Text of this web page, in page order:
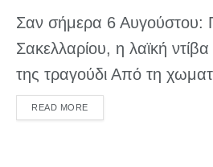
Σαν σήμερα 6 Αυγούστου:
Σακελλαρίου, η λαϊκή
της τραγούδι Από τη
READ MOREDETAILS